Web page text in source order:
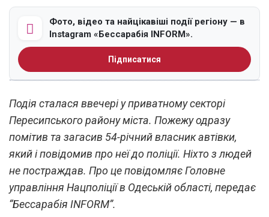
Фото, відео та найцікавіші події регіону — в
Instagram «Бессарабія INFORM».
Підписатися
Подія сталася ввечері у приватному секторі
Пересипського району міста. Пожежу одразу
помітив та загасив 54-річний власник автівки,
який і повідомив про неї до поліції. Ніхто з людей
не постраждав. Про це повідомляє Головне
управління Нацполіції в Одеській області, передає
“Бессарабія INFORM”.